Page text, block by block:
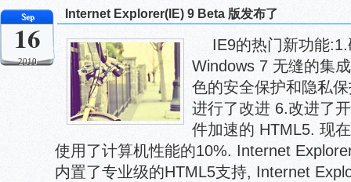
Sep
16
2010
Internet Explorer(IE) 9 Beta 版发布了
IE9的热门新功能
Windows 7 无缝的集
色的安全保护和隐私
进行了改进 6.改进了
件加速的 HTML5. 现
使用了计算机性能的10%. Internet
内置了专业级的HTML5支持, Internet